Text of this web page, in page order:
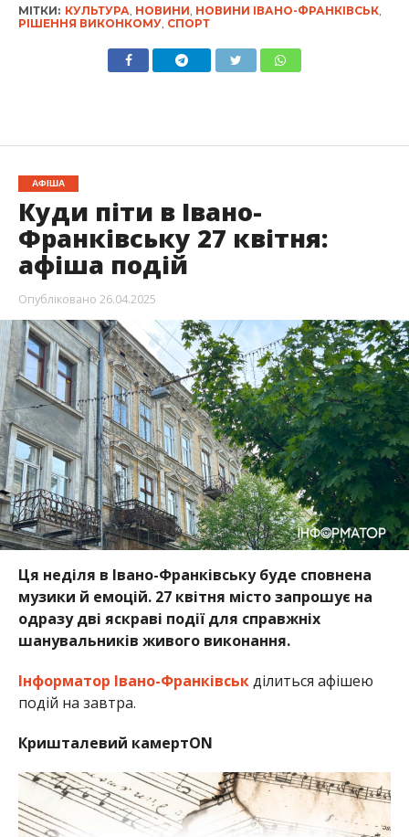
МІТКИ: КУЛЬТУРА, НОВИНИ, НОВИНИ ІВАНО-ФРАНКІВСЬК,
РІШЕННЯ ВИКОНКОМУ, СПОРТ
АФІША
Куди піти в Івано-
Франківську 27 квітня:
афіша подій
Опубліковано 26.04.2025
Ця неділя в Івано-Франківську буде сповнена
музики й емоцій. 27 квітня місто запрошує на
одразу дві яскраві події для справжніх
шанувальників живого виконання.
Інформатор Івано-Франківськділиться афішею
подій на завтра.
Кришталевий камертON